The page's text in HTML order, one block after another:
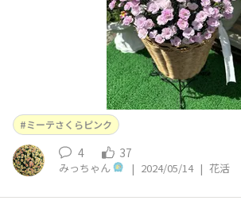
ミーテさくらピンク
4 37
みっちゃん | 2024/05/14 | 花活